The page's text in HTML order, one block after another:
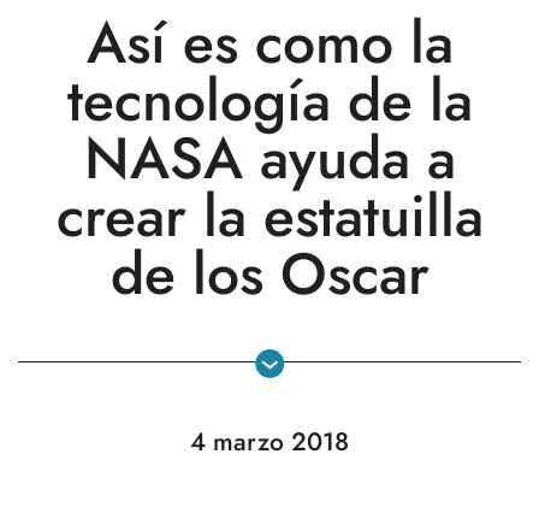
Así es como la
tecnología de la
NASA ayuda a
crear la estatuilla
de los Oscar
4 marzo 2018